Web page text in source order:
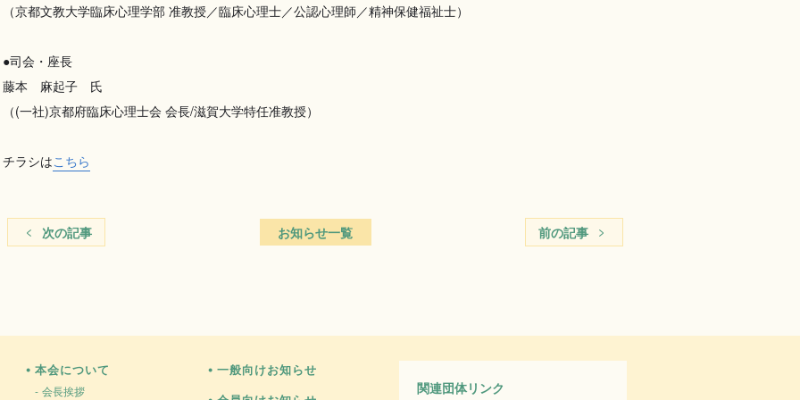
（京都文教大学臨床心理学部 准教授／臨床心理士／公認心理師／精神保健福祉士）
●司会・座長
藤本 麻起子 氏
（(一社)京都府臨床心理士会 会長/滋賀大学特任准教授）
チラシはこちら
次の記事 お知らせ一覧 前の記事
法人
臨床心理士会
本会について
会長挨拶
一般向けお知らせ
関連団体リンク